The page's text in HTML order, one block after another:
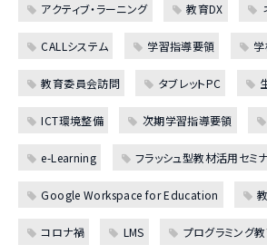
アクティブ・ラーニング 教育DX
CALLシステム 学習指導要領
教育委員会訪問 タブレットPC
ICT環境整備 次期学習指導要領
e-Learning フラッシュ型教材活用セミ
Google Workspace for Education
コロナ禍 LMS プログラミング